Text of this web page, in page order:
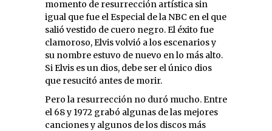
momento de resurrección artística sin
igual que fue el Especial de la NBC en el que
salió vestido de cuero negro. El éxito fue
clamoroso, Elvis volvió a los escenarios y
su nombre estuvo de nuevo en lo más alto.
Si Elvis es un dios, debe ser el único dios
que resucitó antes de morir.
Pero la resurrección no duró mucho. Entre
el 68 y 1972 grabó algunas de las mejores
canciones y algunos de los discos más